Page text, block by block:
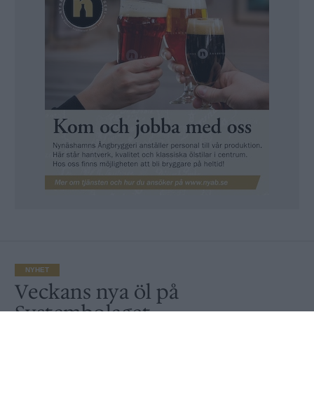
NYHET
Veckans nya öl på
Systembolaget